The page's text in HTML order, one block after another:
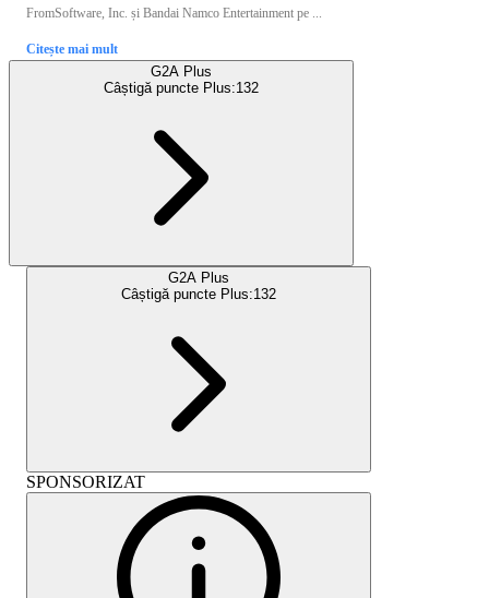
FromSoftware, Inc. și Bandai Namco Entertainment pe ...
Citește mai mult
G2A Plus
Câștigă puncte Plus:132
G2A Plus
Câștigă puncte Plus:132
SPONSORIZAT